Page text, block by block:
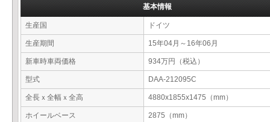
基本情報
生産国 ドイツ
生産期間 15年04月～16年06月
新車時車両価格 934万円（税込）
型式 DAA-212095C
全長ｘ全幅ｘ全高 4880x1855x1475（mm）
ホイールベース 2875（mm）